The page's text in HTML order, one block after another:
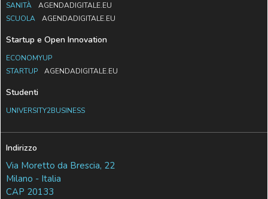
SANITÀ
AGENDADIGITALE.EU
SCUOLA
AGENDADIGITALE.EU
Startup e Open Innovation
ECONOMYUP
STARTUP
AGENDADIGITALE.EU
Studenti
UNIVERSITY2BUSINESS
Indirizzo
Via Moretto da Brescia, 22
Milano - Italia
CAP 20133